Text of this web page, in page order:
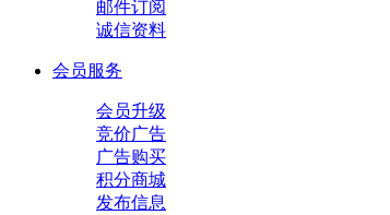
邮件订阅
诚信资料
会员服务
会员升级
竞价广告
广告购买
积分商城
发布信息